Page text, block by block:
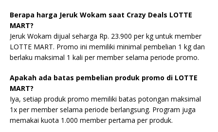
Berapa harga Jeruk Wokam saat Crazy Deals LOTTE
MART?
Jeruk Wokam dijual seharga Rp. 23.900 per kg untuk member
LOTTE MART. Promo ini memiliki minimal pembelian 1 kg dan
berlaku maksimal 1 kali per member selama periode promo.
Apakah ada batas pembelian produk promo di LOTTE
MART?
Iya, setiap produk promo memiliki batas potongan maksimal
1x per member selama periode berlangsung. Program juga
memakai kuota 1.000 member pertama per produk.